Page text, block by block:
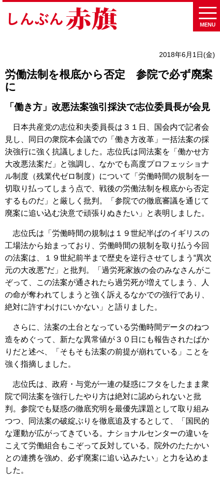
MENU
2018年6月1日(金)
労働法制を根底から否定 参院で必ず廃案
に
「働き方」改悪法案強引採決で志位委員長が会見
日本共産党の志位和夫委員長は３１日、国会内で記者会
見し、同日の衆院本会議での「働き方改革」一括法案の採
決強行に強く抗議しました。志位氏は同法案を「働かせ方
大改悪法案だ」と強調し、なかでも高度プロフェッショナ
ル制度（残業代ゼロ制度）について「労働時間の規制を一
切取り払ってしまう点で、戦後の労働法制を根底から否定
するものだ」と厳しく批判。「参院での徹底審議を通じて
廃案に追い込む決意で頑張りぬきたい」と表明しました。
志位氏は「労働時間の規制は１９世紀半ばのイギリスの
工場法から始まっており、労働時間の規制を取り払う今回
の法案は、１９世紀前半まで歴史を逆行させてしまう“異次
元の大改悪”だ」と批判。「過労死家族の会のみなさんがこ
ぞって、この法案が通されたら過労死が増えてしまう、人
の命が奪われてしまうと強く訴えるなかでの強行であり、
絶対に許すわけにいかない」と語りました。
さらに、法案の土台となっている労働時間データのねつ
造をめぐって、新たな異常値が３０日にも報告されたばか
りだと述べ、「そもそも法案の前提が崩れている」ことを
強く指摘しました。
志位氏は、政府・与党が一連の疑惑にフタをしたまま衆
院で同法案を強行したやり方は絶対に認められないと批
判。参院でも疑惑の徹底究明を最優先課題として取り組み
つつ、同法案の破綻ぶりを徹底追及するとして、「国民的
な運動が広がってきている。ナショナルセンターの違いを
こえて労働組合もこぞって反対している。院外のたたかい
との連携を強め、必ず廃案に追い込みたい」と力を込めま
した。